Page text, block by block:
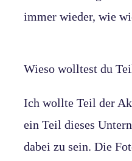
immer wieder, wie
Wieso wolltest du
Ich wollte Teil der
ein Teil dieses
dabei zu sein. Die